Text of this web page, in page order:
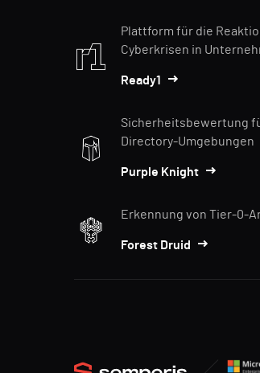
Plattform für die
Cyberkrisen in
Ready1
Sicherheitsbewertung
Directory-Umgebungen
Purple Knight
Erkennung von Tier-0-
Forest Druid